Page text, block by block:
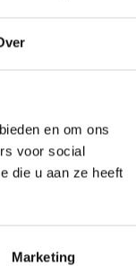
en om ons
voor social
die u aan ze heeft
Marketing
Dit